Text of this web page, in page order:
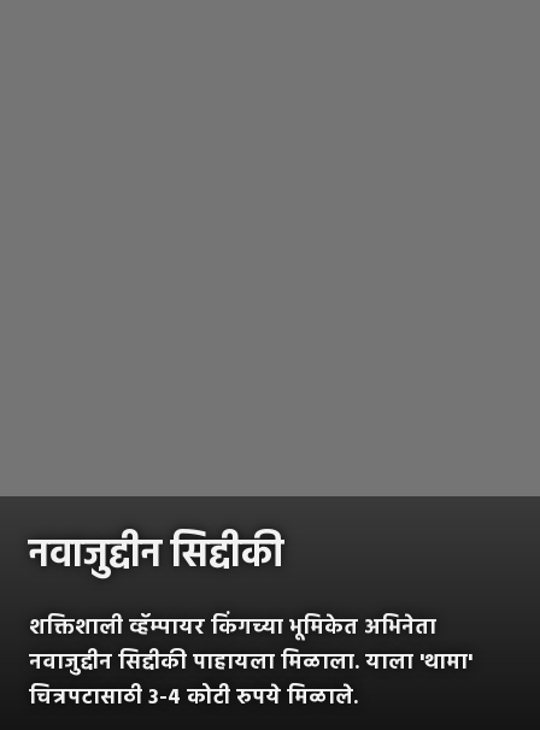
नवाजुद्दीन सिद्दीकी
शक्तिशाली व्हॅम्पायर किंगच्या भूमिकेत अभिनेता
नवाजुद्दीन सिद्दीकी पाहायला मिळाला. याला 'थामा'
चित्रपटासाठी 3-4 कोटी रुपये मिळाले.